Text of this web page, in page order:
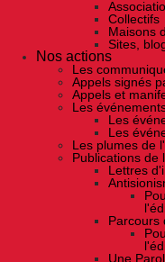
Collectifs
Maisons
Sites,
Nos actions
Les
Appels signés
Appels et
Les
Les
Les
Les plumes de
Publications de
Lettres
Parcours
Une